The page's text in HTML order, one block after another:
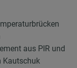
aus PIR und
Kautschuk